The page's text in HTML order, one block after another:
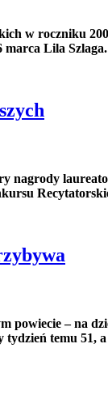
w roczniku
marca Lila Szlaga.
nagrody
powiecie – na
tydzień temu 51, a